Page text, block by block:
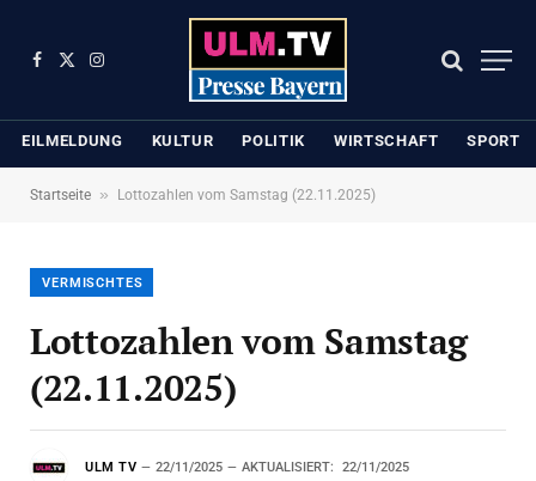
Facebook
X
Instagram
EILMELDUNG KULTUR POLITIK WIRTSCHAFT SPORT
Startseite » Lottozahlen vom Samstag (22.11.2025)
VERMISCHTES
Lottozahlen vom Samstag
(22.11.2025)
ULM TV 22/11/2025 AKTUALISIERT: 22/11/2025